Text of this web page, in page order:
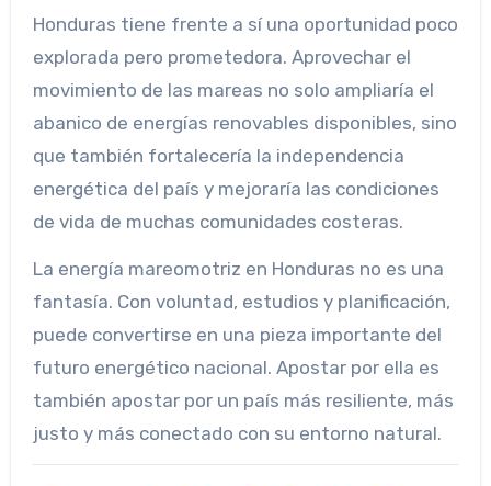
Honduras tiene frente a sí una oportunidad poco
explorada pero prometedora. Aprovechar el
movimiento de las mareas no solo ampliaría el
abanico de energías renovables disponibles, sino
que también fortalecería la independencia
energética del país y mejoraría las condiciones
de vida de muchas comunidades costeras.
La energía mareomotriz en Honduras no es una
fantasía. Con voluntad, estudios y planificación,
puede convertirse en una pieza importante del
futuro energético nacional. Apostar por ella es
también apostar por un país más resiliente, más
justo y más conectado con su entorno natural.